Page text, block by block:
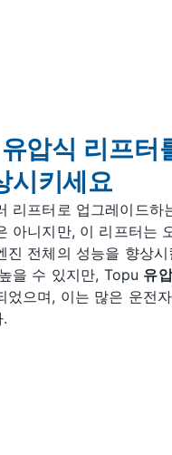
압식 리프터
시키세요
리프터로 업그레이드
아니지만, 이 리프터는
진 전체의 성능을 향상
을 수 있지만, Topu 유
었으며, 이는 많은 운전